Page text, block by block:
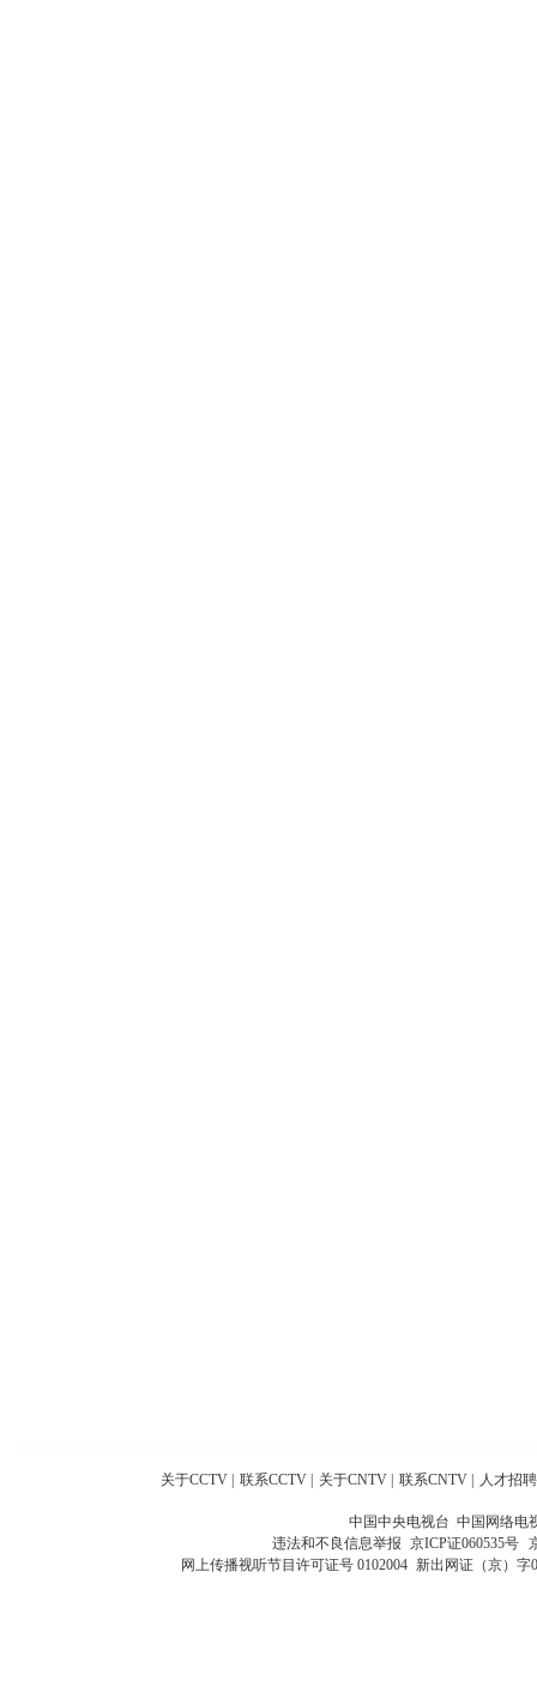
关于CCTV 联系CCTV 关于CNTV 联系CNTV 人才招聘
中国中央电视台 中国网络电
违法和不良信息举报 京ICP证060535号
网上传播视听节目许可证号 0102004 新出网证（京）